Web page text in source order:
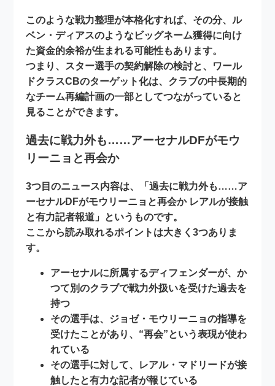
このような戦力整理が本格化すれば、その分、ル
ベン・ディアスのようなビッグネーム獲得に向け
た資金的余裕が生まれる可能性もあります。
つまり、スター選手の契約解除の検討と、ワール
ドクラスCBのターゲット化は、クラブの中長期的
なチーム再編計画の一部としてつながっていると
見ることができます。
過去に戦力外も……アーセナルDFがモウ
リーニョと再会か
3つ目のニュース内容は、「過去に戦力外も……ア
ーセナルDFがモウリーニョと再会か レアルが接触
と有力記者報道 」というものです。
ここから読み取れるポイントは大きく3つありま
す。
アーセナルに所属するディフェンダーが、か
つて別のクラブで戦力外扱いを受けた過去を
持つ
その選手は、 ジョゼ・モウリーニョの指導を
受けたことがあり、“再会”という表現が使わ
れている
その選手に対して、 レアル・マドリードが接
触したと有力な記者が報じている